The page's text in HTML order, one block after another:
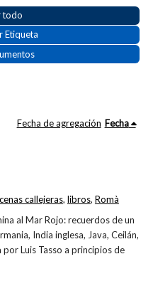
todo
Etiqueta
Fecha de agregación Fecha
al Mar Rojo: recuerdos de un
India inglesa, Java, Ceilán,
Luis Tasso a principios de
callejeras, libros, Romà